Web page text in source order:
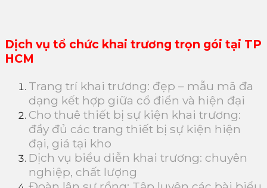
Dịch vụ tổ chức khai trương trọn gói tại TP
HCM
Trang trí khai trương: đẹp – mẫu mã đa
dạng kết hợp giữa cổ điển và hiện đại
Cho thuê thiết bị sự kiện khai trương:
đầy đủ các trang thiết bị sự kiện hiện
đại, giá tại kho
Dịch vụ biểu diễn khai trương: chuyên
nghiệp, chất lượng